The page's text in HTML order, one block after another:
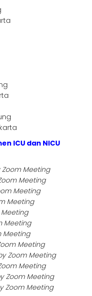
ICU dan NICU
Zoom Meeting
Meeting
Meeting
Meeting
Meeting
Meeting
Meeting
Zoom Meeting
Meeting
Zoom Meeting
Zoom Meeting